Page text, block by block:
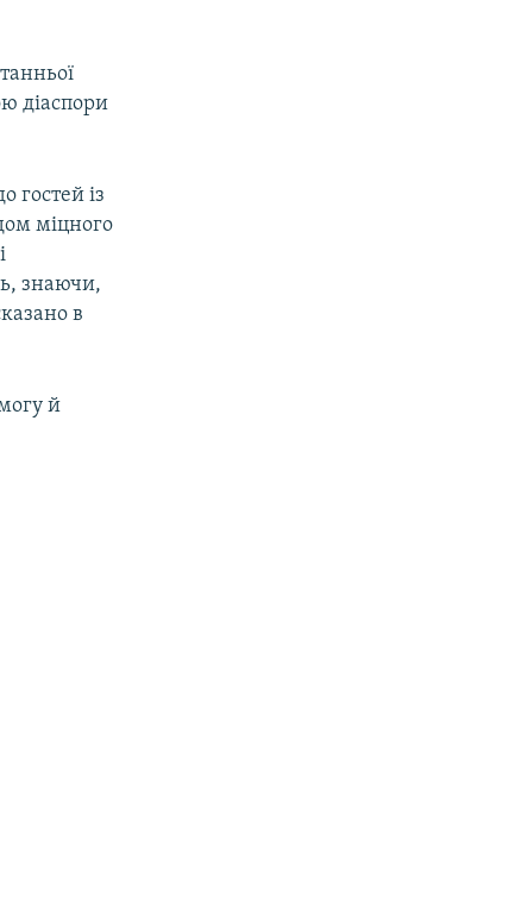
діаспори
гостей із
міцного
знаючи,
в
й